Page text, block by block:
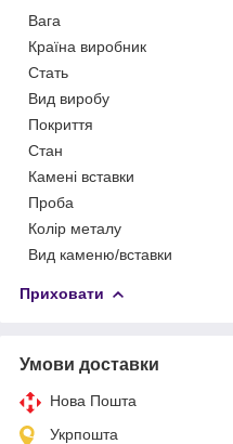
Вага
Країна виробник
Стать
Вид виробу
Покриття
Стан
Камені вставки
Проба
Колір металу
Вид каменю/вставки
Приховати
Умови доставки
Нова Пошта
Укрпошта